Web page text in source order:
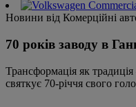
Новини від Комерційні
70 років заводу в
Трансформація як
святкує 70-річчя свого